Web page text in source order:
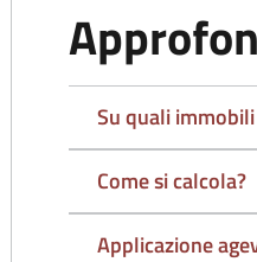
Su quali
Come si calcola?
Applicazione